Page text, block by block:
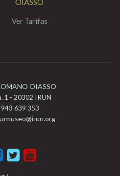
Ver Tarifas
OIASSO
1 - 20302 IRUN
639 353